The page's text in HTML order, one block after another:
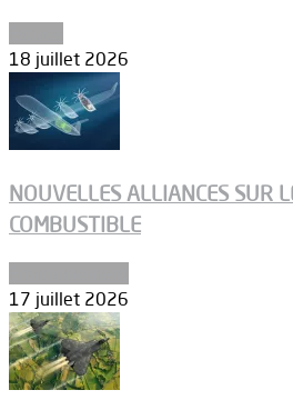
18 juillet 2026
NOUVELLES ALLIANCES SUR
COMBUSTIBLE
17 juillet 2026